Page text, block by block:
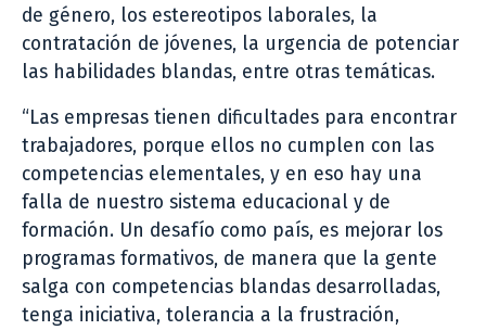
de género, los estereotipos laborales, la
contratación de jóvenes, la urgencia de potenciar
las habilidades blandas, entre otras temáticas.
“Las empresas tienen dificultades para encontrar
trabajadores, porque ellos no cumplen con las
competencias elementales, y en eso hay una
falla de nuestro sistema educacional y de
formación. Un desafío como país, es mejorar los
programas formativos, de manera que la gente
salga con competencias blandas desarrolladas,
tenga iniciativa, tolerancia a la frustración,